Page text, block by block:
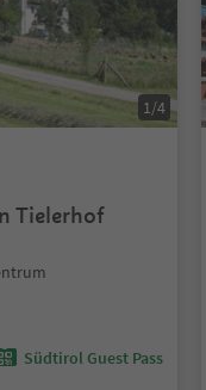
1/4
Tielerhof
Südtirol Guest Pass